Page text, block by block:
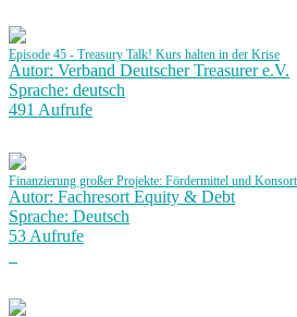
Episode 45 - Treasury Talk! Kurs halten in der Krise
Autor: Verband Deutscher Treasurer e.V.
Sprache: deutsch
491 Aufrufe
Finanzierung großer Projekte: Fördermittel und
Autor: Fachresort Equity & Debt
Sprache: Deutsch
53 Aufrufe